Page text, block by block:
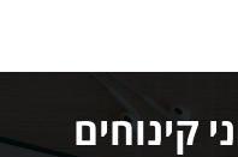
קינוחים